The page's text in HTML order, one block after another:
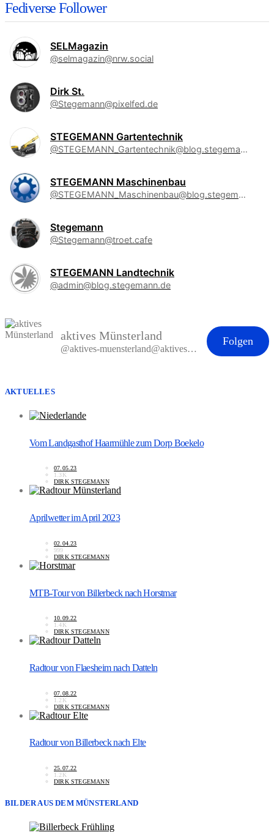
Fediverse Follower
SELMagazin
@selmagazin@nrw.social
Dirk St.
@Stegemann@pixelfed.de
STEGEMANN Gartentechnik
@STEGEMANN_Gartentechnik@blog.stegemann.de
STEGEMANN Maschinenbau
@STEGEMANN_Maschinenbau@blog.stegemann.de
Stegemann
@Stegemann@troet.cafe
STEGEMANN Landtechnik
@admin@blog.stegemann.de
aktives Münsterland
@aktives-muensterland@aktives-muensterland.de
Folgen
AKTUELLES
Vom Landgasthof Haarmühle zum Dorp Boekelo
07.05.23
1.3K
DIRK STEGEMANN
Aprilwetter im April 2023
02.04.23
999
DIRK STEGEMANN
MTB-Tour von Billerbeck nach Horstmar
10.09.22
1.4K
DIRK STEGEMANN
Radtour von Flaesheim nach Datteln
07.08.22
1.2K
DIRK STEGEMANN
Radtour von Billerbeck nach Elte
25.07.22
1.2K
DIRK STEGEMANN
BILDER AUS DEM MÜNSTERLAND